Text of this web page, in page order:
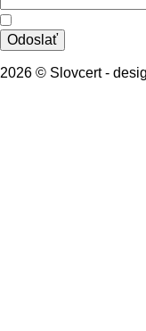
Odoslať
2026 © Slovcert -